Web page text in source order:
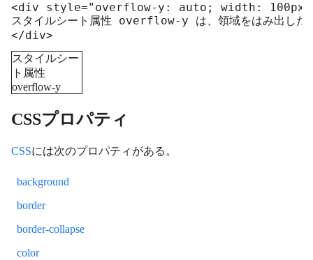
<div style="overflow-y: auto; width:
スタイルシート属性 overflow-y は、領域をはみ出した
</div>
スタイルシー
ト属性
overflow-y
み出した要素
の扱い（縦方
向のみ）を指
定します。
CSSプロパティ
CSSには次のプロパティがある。
background
border
border-collapse
color